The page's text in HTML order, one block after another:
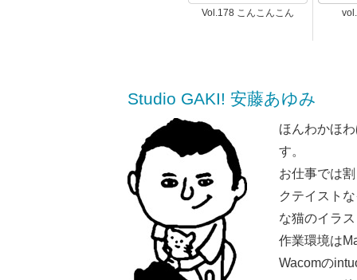
Vol.178 こんこんこん
Studio GAKI! 安藤あゆみ
ほんわかほ
す。
お仕事では
クテイスト
な猫のイラ
作業環境は
Wacomの